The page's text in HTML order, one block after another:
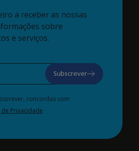
a receber as nossas
sobre
e serviços.
Subscrever
concordas com
de Privacidade